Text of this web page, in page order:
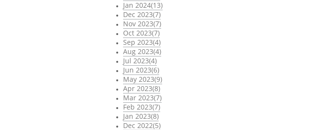
Jan 2024(13)
Dec 2023(7)
Nov 2023(7)
Oct 2023(7)
Sep 2023(4)
Aug 2023(4)
Jul 2023(4)
Jun 2023(6)
May 2023(9)
Apr 2023(8)
Mar 2023(7)
Feb 2023(7)
Jan 2023(8)
Dec 2022(5)